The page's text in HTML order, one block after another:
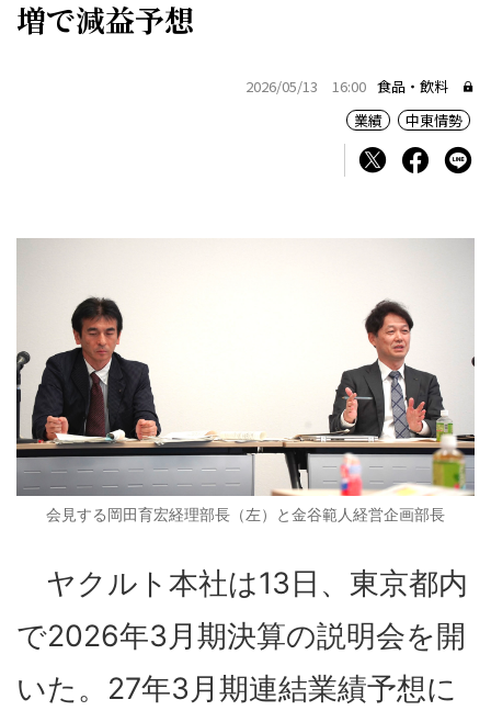
増で減益予想
2026/05/13 16:00 食品・飲料
業績
中東情勢
会見する岡田育宏経理部長（左）と金谷範人経営企画部長
ヤクルト本社は13日、東京都内
で2026年3月期決算の説明会を開
いた。27年3月期連結業績予想に